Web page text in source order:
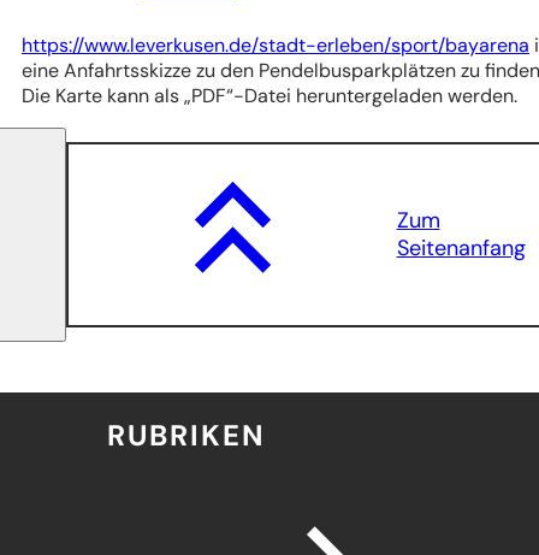
https://www.leverkusen.de/stadt-erleben/sport/bayarena
(Öffnet
einem
neuen
eine Anfahrtsskizze zu den Pendelbusparkplätzen zu
Die Karte kann als „PDF“-Datei heruntergeladen werden.
Zum
Seitenanfang
RUBRIKEN